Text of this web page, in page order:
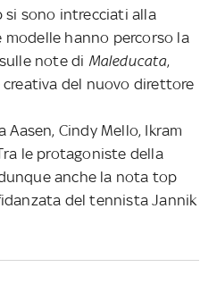
sono intrecciati alla
modelle hanno percorso la
note di Maleducata,
del nuovo direttore
Cindy Mello, Ikram
le protagoniste della
anche la nota top
del tennista Jannik